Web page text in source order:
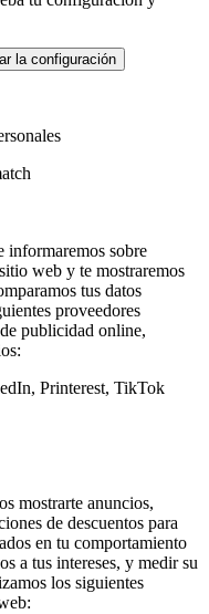
la configuración
informaremos sobre
web y te mostraremos
tus datos
proveedores
publicidad online,
Printerest, TikTok
mostrarte anuncios,
de descuentos para
en tu comportamiento
a tus intereses, y medir su
los siguientes